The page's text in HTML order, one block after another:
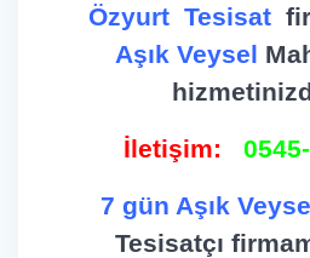
Özyurt Tesisat
Aşık Veysel
İletişim:
7 gün Aşık
Tesisatçı